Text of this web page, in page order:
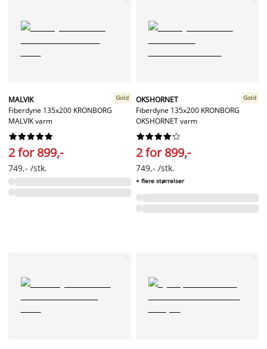
MALVIK
Fiberdyne 135x200 KRONBORG
MALVIK varm
Gold






2 for 899,-
749,- /stk.
OKSHORNET
Fiberdyne 135x200 KRONBORG
OKSHORNET varm
Gold






2 for 899,-
749,- /stk.
+ flere størrelser